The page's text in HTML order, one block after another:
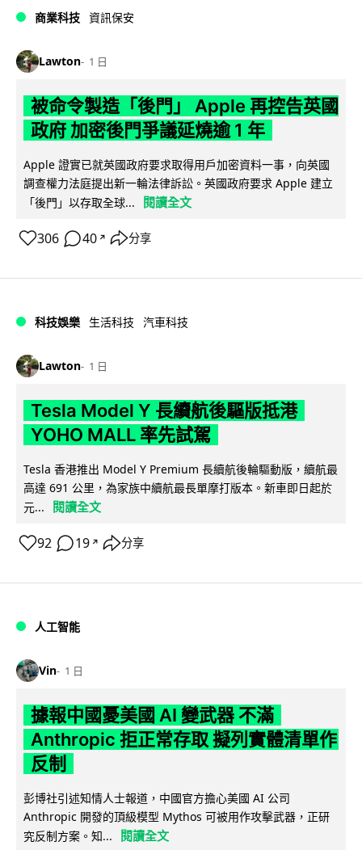
商業科技 資訊保安
Lawton 1 日
被命令製造「後門」 Apple 再控告英國
政府 加密後門爭議延燒逾 1 年
Apple 證實已就英國政府要求取得用戶加密資料一事，向英國
調查權力法庭提出新一輪法律訴訟。英國政府要求 Apple 建立
「後門」以存取全球...
閱讀全文
306 40 ↗ 分享
科技娛樂 生活科技 汽車科技
Lawton 1 日
Tesla Model Y 長續航後驅版抵港
YOHO MALL 率先試駕
Tesla 香港推出 Model Y Premium 長續航後輪驅動版，續航最
高達 691 公里，為家族中續航最長單摩打版本。新車即日起於
元...
閱讀全文
92 19 ↗ 分享
人工智能
Vin 1 日
據報中國憂美國 AI 變武器 不滿
Anthropic 拒正常存取 擬列實體清單作
反制
彭博社引述知情人士報道，中國官方擔心美國 AI 公司
Anthropic 開發的頂級模型 Mythos 可被用作攻擊武器，正研
究反制方案。知...
閱讀全文